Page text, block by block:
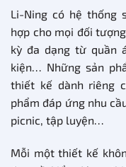
Li-Ning có hệ thống
hợp cho mọi đối
kỳ đa dạng từ quần
kiện… Những sản
thiết kế dành riêng
phẩm đáp ứng nhu
picnic, tập luyện…
Mỗi một thiết kế